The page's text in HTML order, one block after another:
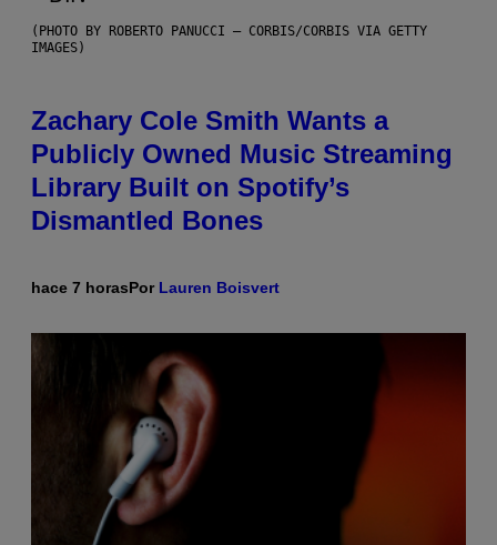
(PHOTO BY ROBERTO PANUCCI – CORBIS/CORBIS VIA GETTY
IMAGES)
Zachary Cole Smith Wants a
Publicly Owned Music Streaming
Library Built on Spotify’s
Dismantled Bones
hace 7 horasPor Lauren Boisvert